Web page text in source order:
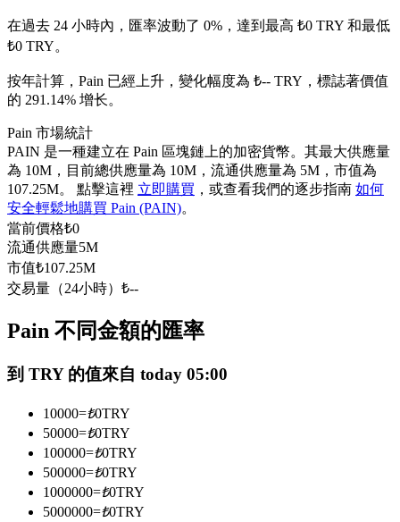
USDC永續
多種以USDC結算的永續合約
在過去 24 小時內，匯率波動了 0%，達到最高 ₺0 TRY 和最低
₺0 TRY。
按年計算，Pain 已經上升，變化幅度為 ₺-- TRY，標誌著價值
的 291.14% 增长。
Pain 市場統計
PAIN 是一種建立在 Pain 區塊鏈上的加密貨幣。其最大供應量
為 10M，目前總供應量為 10M，流通供應量為 5M，市值為
107.25M。 點擊這裡 立即購買 ，或查看我們的逐步指南 如何
安全輕鬆地購買 Pain (PAIN)。
當前價格₺0
流通供應量5M
市值₺107.25M
交易量（24小時） ₺--
Pain 不同金額的匯率
到 TRY 的值來自 today 05:00
10000=₺0TRY
50000=₺0TRY
100000=₺0TRY
500000=₺0TRY
1000000=₺0TRY
5000000=₺0TRY